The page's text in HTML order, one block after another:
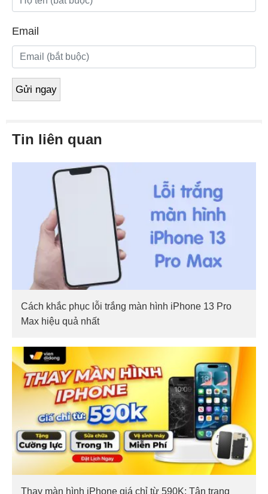
Email
Tin liên quan
Cách khắc phục lỗi trắng màn hình iPhone 13 Pro
Max hiệu quả nhất
Thay màn hình iPhone giá chỉ từ 590K: Tân trang